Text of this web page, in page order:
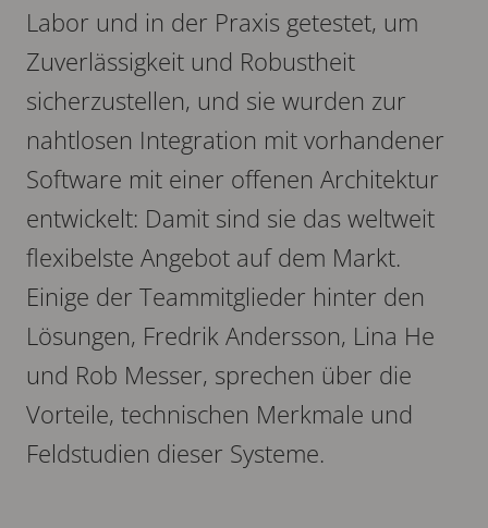
Labor und in der Praxis getestet, um
Zuverlässigkeit und Robustheit
sicherzustellen, und sie wurden zur
nahtlosen Integration mit vorhandener
Software mit einer offenen Architektur
entwickelt: Damit sind sie das weltweit
flexibelste Angebot auf dem Markt.
Einige der Teammitglieder hinter den
Lösungen, Fredrik Andersson, Lina He
und Rob Messer, sprechen über die
Vorteile, technischen Merkmale und
Feldstudien dieser Systeme.